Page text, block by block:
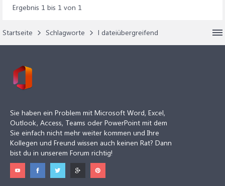
Ergebnis 1 bis 1 von 1
Startseite Schlagworte l dateiübergreifend
Sie haben ein Problem mit Microsoft Word, Excel,
Outlook, Access, Teams oder PowerPoint mit dem
Sie einfach nicht mehr weiter kommen und Ihre
Kollegen und Freund wissen auch keinen Rat? Dann
bist du in unserem Forum richtig!